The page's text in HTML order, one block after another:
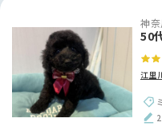
すい子に育っています。最
族の一員として毎日笑わせ
江里川さん、本当にありが
【BreederFamiliesへ】
神
50
江里